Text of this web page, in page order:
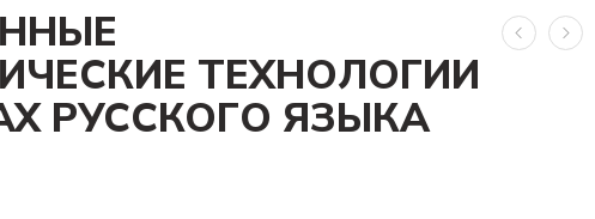
ТЕХНОЛОГИИ
РУССКОГО ЯЗЫКА